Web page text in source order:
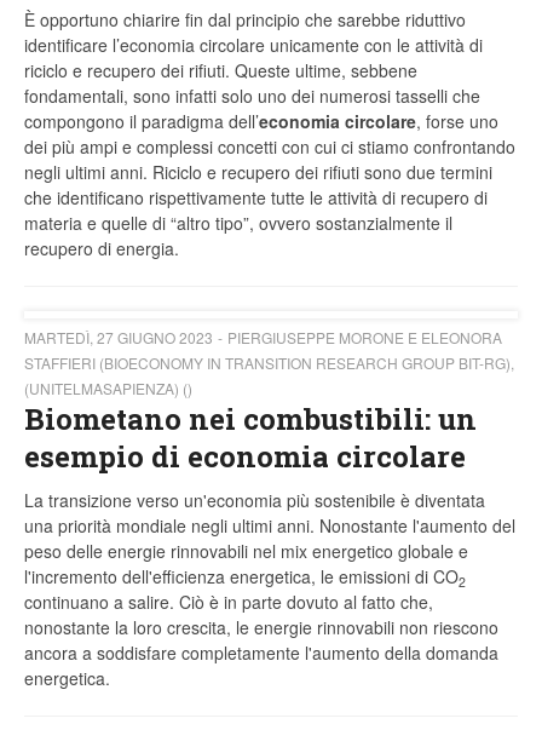
È opportuno chiarire fin dal principio che sarebbe riduttivo
identificare l’economia circolare unicamente con le attività di
riciclo e recupero dei rifiuti. Queste ultime, sebbene
fondamentali, sono infatti solo uno dei numerosi tasselli che
compongono il paradigma dell’economia circolare, forse uno
dei più ampi e complessi concetti con cui ci stiamo confrontando
negli ultimi anni. Riciclo e recupero dei rifiuti sono due termini
che identificano rispettivamente tutte le attività di recupero di
materia e quelle di “altro tipo”, ovvero sostanzialmente il
recupero di energia.
MARTEDÌ, 27 GIUGNO 2023
PIERGIUSEPPE MORONE E ELEONORA
STAFFIERI (BIOECONOMY IN TRANSITION RESEARCH GROUP BIT-RG),
(UNITELMASAPIENZA) ()
Biometano nei combustibili: un
esempio di economia circolare
La transizione verso un'economia più sostenibile è diventata
una priorità mondiale negli ultimi anni. Nonostante l'aumento del
peso delle energie rinnovabili nel mix energetico globale e
l'incremento dell'efficienza energetica, le emissioni di CO2
continuano a salire. Ciò è in parte dovuto al fatto che,
nonostante la loro crescita, le energie rinnovabili non riescono
ancora a soddisfare completamente l'aumento della domanda
energetica.